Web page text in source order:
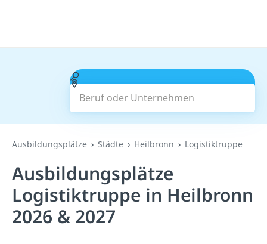
Beruf oder Unternehmen
Suchen
Ausbildungsplätze Städte Heilbronn Logistiktruppe
Ausbildungsplätze
Logistiktruppe in Heilbronn
2026 & 2027